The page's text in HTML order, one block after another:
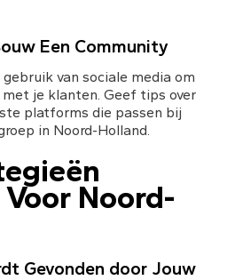
Een Community
van sociale media om
je klanten. Geef tips over
platforms die passen bij
in Noord-Holland.
Noord-
Gevonden door Jouw